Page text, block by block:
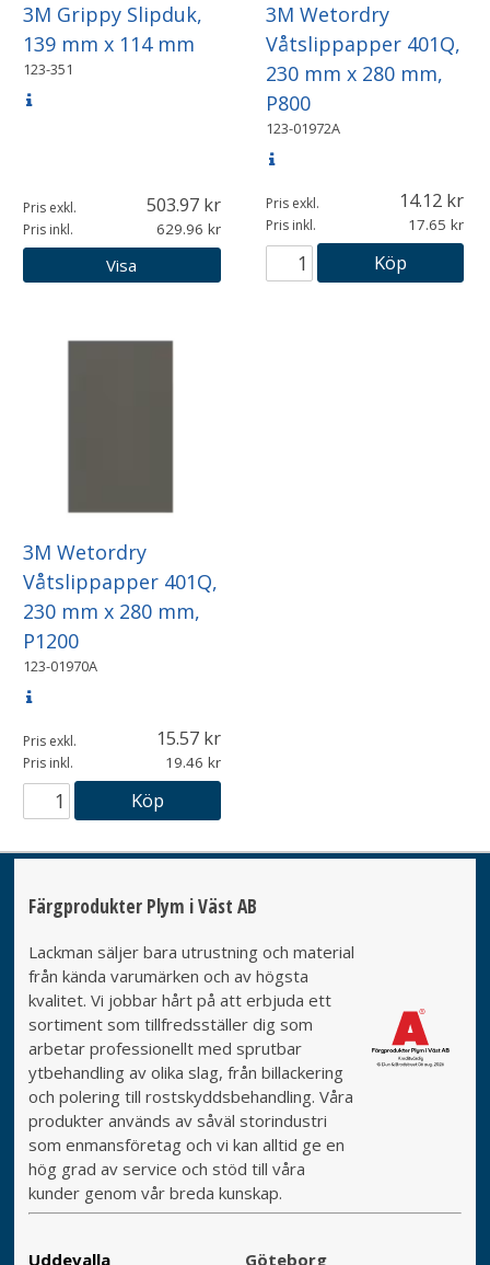
3M Grippy Slipduk,
139 mm x 114 mm
123-351
Pris exkl. 503.97
Pris inkl. 629.96
Visa
3M Wetordry
Våtslippapper 401Q,
230 mm x 280 mm,
P800
123-01972A
Pris exkl. 14.12
Pris inkl. 17.65
Köp
3M Wetordry
Våtslippapper 401Q,
230 mm x 280 mm,
P1200
123-01970A
Pris exkl. 15.57
Pris inkl. 19.46
Köp
Färgprodukter Plym i Väst AB
Lackman säljer bara utrustning och material
från kända varumärken och av högsta
kvalitet. Vi jobbar hårt på att erbjuda ett
sortiment som tillfredsställer dig som
arbetar professionellt med sprutbar
ytbehandling av olika slag, från billackering
och polering till rostskyddsbehandling. Våra
produkter används av såväl storindustri
som enmansföretag och vi kan alltid ge en
hög grad av service och stöd till våra
kunder genom vår breda kunskap.
Uddevalla Göteborg